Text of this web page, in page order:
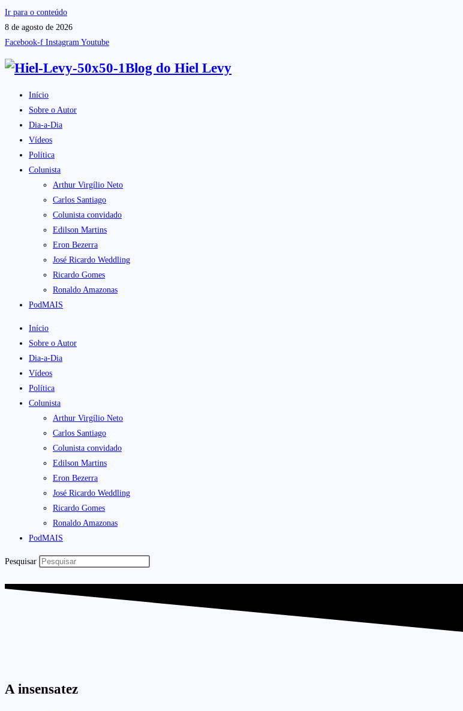
Ir para o conteúdo
8 de agosto de 2026
Facebook-f Instagram Youtube
Blog do Hiel Levy
Início
Sobre o Autor
Dia-a-Dia
Vídeos
Política
Colunista
Arthur Virgílio Neto
Carlos Santiago
Colunista convidado
Edilson Martins
Eron Bezerra
José Ricardo Weddling
Ricardo Gomes
Ronaldo Amazonas
PodMAIS
Início
Sobre o Autor
Dia-a-Dia
Vídeos
Política
Colunista
Arthur Virgílio Neto
Carlos Santiago
Colunista convidado
Edilson Martins
Eron Bezerra
José Ricardo Weddling
Ricardo Gomes
Ronaldo Amazonas
PodMAIS
Pesquisar
A insensatez